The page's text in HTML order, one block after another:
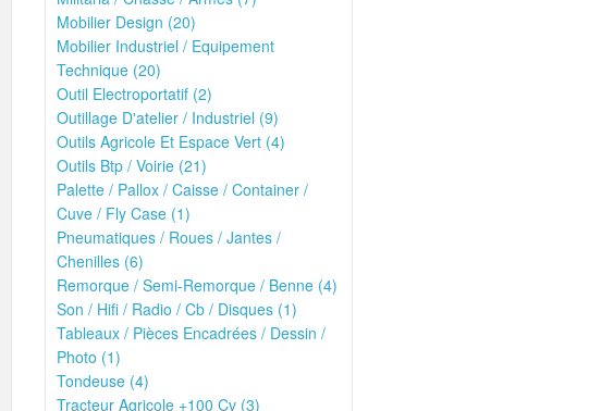
Mobilier Design (20)
Mobilier Industriel / Equipement
Technique (20)
Outil Electroportatif (2)
Outillage D'atelier / Industriel (9)
Outils Agricole Et Espace Vert (4)
Outils Btp / Voirie (21)
Palette / Pallox / Caisse / Container /
Cuve / Fly Case (1)
Pneumatiques / Roues / Jantes /
Chenilles (6)
Remorque / Semi-Remorque / Benne (4)
Son / Hifi / Radio / Cb / Disques (1)
Tableaux / Pièces Encadrées / Dessin /
Photo (1)
Tondeuse (4)
Tracteur Agricole +100 Cv (3)